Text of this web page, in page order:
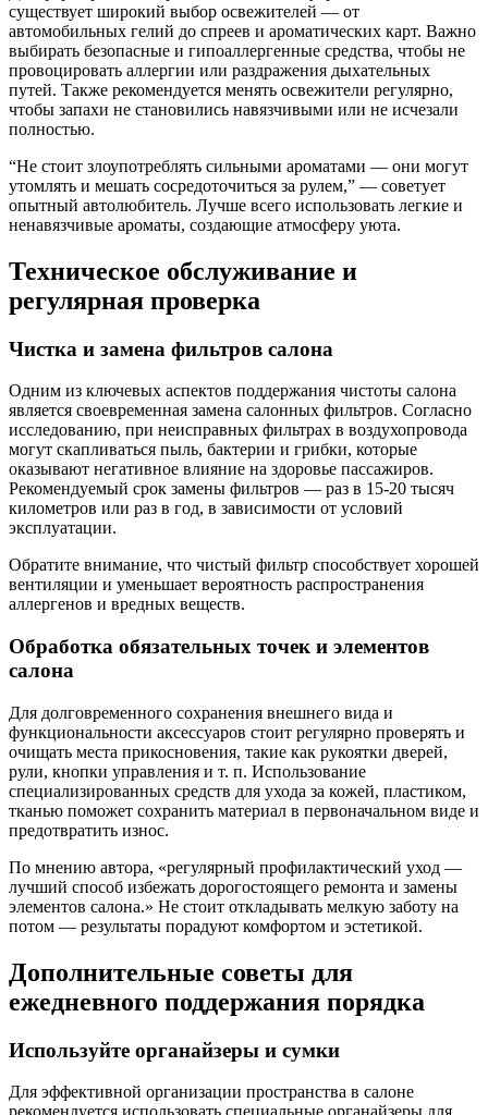
существует широкий выбор освежителей — от
автомобильных гелий до спреев и ароматических карт. Важно
выбирать безопасные и гипоаллергенные средства, чтобы не
провоцировать аллергии или раздражения дыхательных
путей. Также рекомендуется менять освежители регулярно,
чтобы запахи не становились навязчивыми или не исчезали
полностью.
“Не стоит злоупотреблять сильными ароматами — они могут
утомлять и мешать сосредоточиться за рулем,” — советует
опытный автолюбитель. Лучше всего использовать легкие и
ненавязчивые ароматы, создающие атмосферу уюта.
Техническое обслуживание и
регулярная проверка
Чистка и замена фильтров салона
Одним из ключевых аспектов поддержания чистоты салона
является своевременная замена салонных фильтров. Согласно
исследованию, при неисправных фильтрах в воздухопровода
могут скапливаться пыль, бактерии и грибки, которые
оказывают негативное влияние на здоровье пассажиров.
Рекомендуемый срок замены фильтров — раз в 15-20 тысяч
километров или раз в год, в зависимости от условий
эксплуатации.
Обратите внимание, что чистый фильтр способствует хорошей
вентиляции и уменьшает вероятность распространения
аллергенов и вредных веществ.
Обработка обязательных точек и элементов
салона
Для долговременного сохранения внешнего вида и
функциональности аксессуаров стоит регулярно проверять и
очищать места прикосновения, такие как рукоятки дверей,
рули, кнопки управления и т. п. Использование
специализированных средств для ухода за кожей, пластиком,
тканью поможет сохранить материал в первоначальном виде и
предотвратить износ.
По мнению автора, «регулярный профилактический уход —
лучший способ избежать дорогостоящего ремонта и замены
элементов салона.» Не стоит откладывать мелкую заботу на
потом — результаты порадуют комфортом и эстетикой.
Дополнительные советы для
ежедневного поддержания порядка
Используйте органайзеры и сумки
Для эффективной организации пространства в салоне